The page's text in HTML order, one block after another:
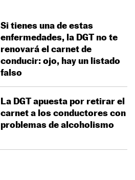
Si tienes una de estas
enfermedades, la DGT no te
renovará el carnet de
conducir: ojo, hay un listado
falso
La DGT apuesta por retirar el
carnet a los conductores con
problemas de alcoholismo